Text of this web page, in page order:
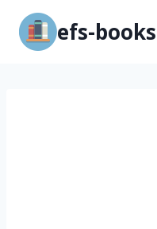
Перейти
содержимому
efs-